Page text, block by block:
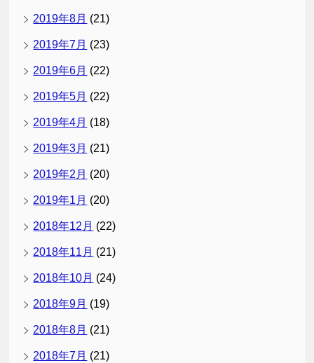
2019年8月 (21)
2019年7月 (23)
2019年6月 (22)
2019年5月 (22)
2019年4月 (18)
2019年3月 (21)
2019年2月 (20)
2019年1月 (20)
2018年12月 (22)
2018年11月 (21)
2018年10月 (24)
2018年9月 (19)
2018年8月 (21)
2018年7月 (21)